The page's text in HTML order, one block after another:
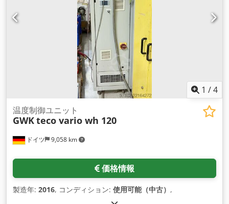
1 /4
ドイツ 9,058 km
温度制御ユニット
GWKteco vario wh 120
価格情報
製造年: 2016, コンディション: 使用可能（中古） ,